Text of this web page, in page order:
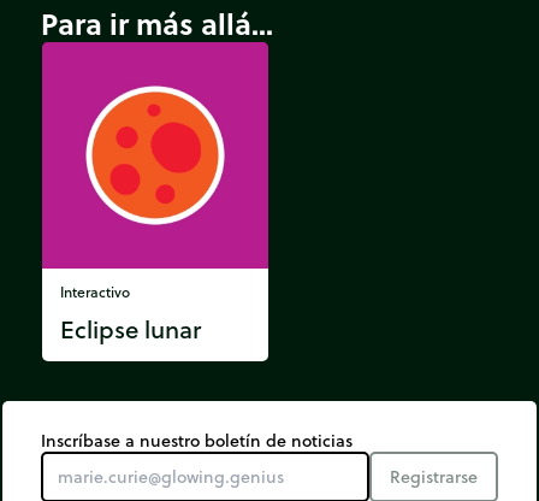
Para ir más allá...
Interactivo
Eclipse lunar
Inscríbase a nuestro boletín de noticias
Registrarse